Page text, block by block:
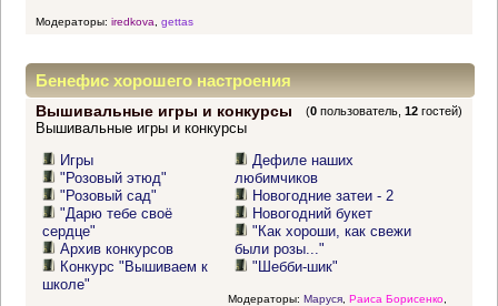
Модераторы: iredkova gettas
Бенефис хорошего настроения
Вышивальные игры и конкурсы (0 пользователь,12 гостей)
Вышивальные игры и конкурсы
Игры
"Розовый этюд"
"Розовый сад"
"Дарю тебе своё
сердце"
Архив конкурсов
Конкурс "Вышиваем к
школе"
Дефиле наших
любимчиков
Новогодние затеи - 2
Новогодний букет
"Как хороши, как свежи
были розы..."
"Шебби-шик"
Модераторы: Маруся, Раиса Борисенко,